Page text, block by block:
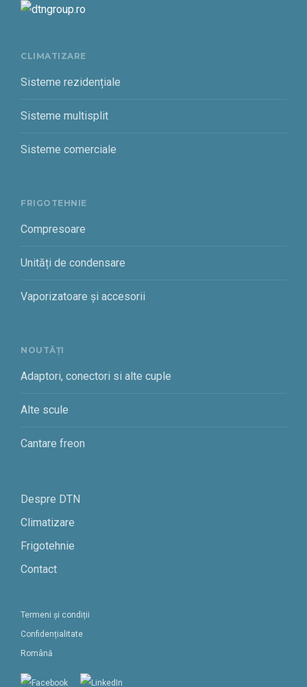
CLIMATIZARE
Sisteme rezidențiale
Sisteme multisplit
Sisteme comerciale
FRIGOTEHNIE
Compresoare
Unități de condensare
Vaporizatoare și accesorii
NOUTĂȚI
Adaptori, conectori si alte cuple
Alte scule
Cantare freon
Despre DTN
Climatizare
Frigotehnie
Contact
Termeni și condiții
Confidențialitate
Română